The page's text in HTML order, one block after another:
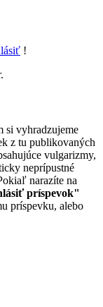
!
si vyhradzujeme
z tu publikovaných
vulgarizmy,
neprípustné
narazíte na
príspevok"
príspevku, alebo